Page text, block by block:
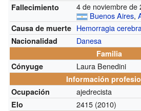
Fallecimiento
4 de noviembre de
Buenos Aires,
Causa de muerte Hemorragia
Nacionalidad Danesa
Familia
Cónyuge
Laura Benedini
Información
Ocupación
ajedrecista
Elo 2415 (2010)